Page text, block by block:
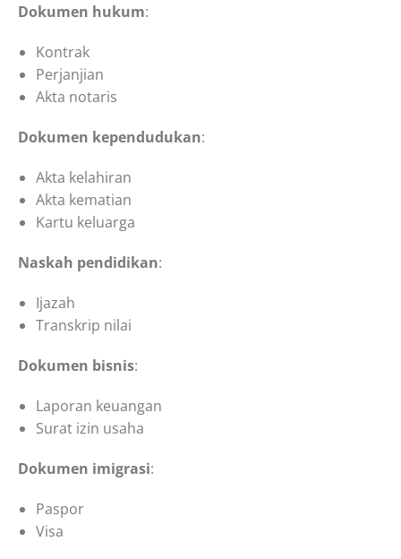
Dokumen hukum:
Kontrak
Perjanjian
Akta notaris
Dokumen kependudukan:
Akta kelahiran
Akta kematian
Kartu keluarga
Naskah pendidikan:
Ijazah
Transkrip nilai
Dokumen bisnis:
Laporan keuangan
Surat izin usaha
Dokumen imigrasi:
Paspor
Visa